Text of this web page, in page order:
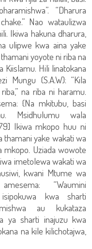
“Dharura
Nao wataulizwa
Ikiwa hakuna dharura,
ulipwe kwa aina yake
yoyote ni riba na
Hili linatokana
Mungu (S.A.W): “Kila
na riba ni haramu.
{Na mkitubu, basi
Msidhulumu wala
Ikiwa mkopo huu ni
yake wakati wa
mkopo. Uziada wowote
imetolewa wakati wa
kwani Mtume wa
“Waumini
kwa sharti
au kukataza
ya sharti inajuzu kwa
na kile kilichotajwa,